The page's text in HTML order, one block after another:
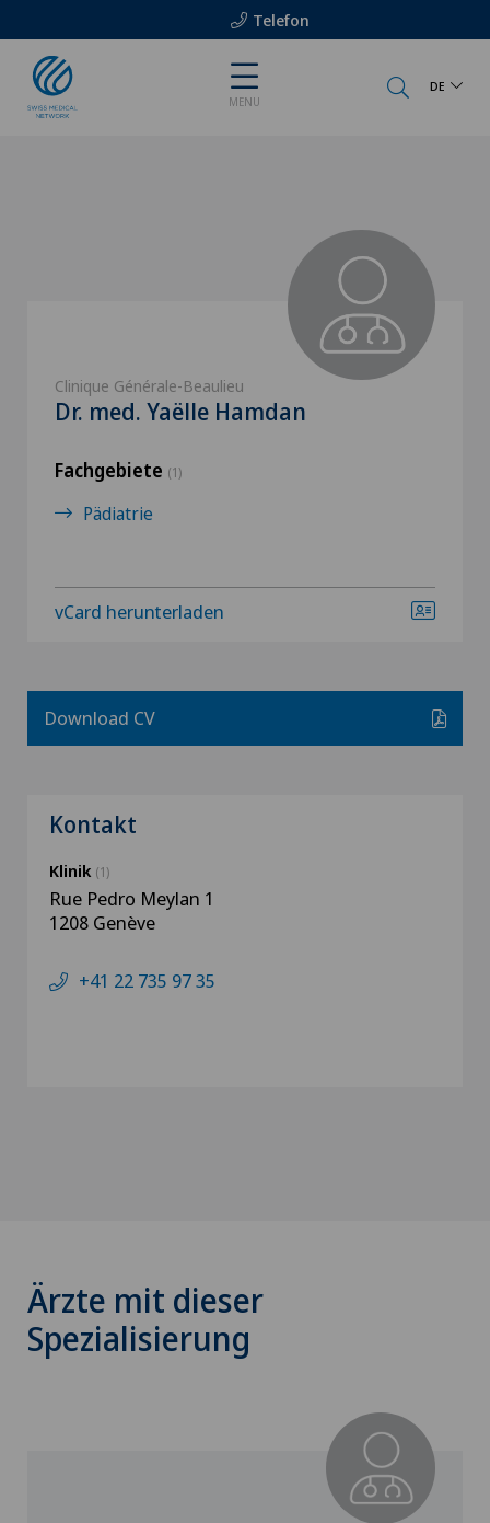
Telefon
MENU
DE
Clinique Générale-Beaulieu
Dr. med. Yaëlle Hamdan
Fachgebiete (1)
Pädiatrie
vCard herunterladen
Download CV
Kontakt
Klinik (1)
Rue Pedro Meylan 1
1208 Genève
+41 22 735 97 35
Ärzte mit dieser
Spezialisierung